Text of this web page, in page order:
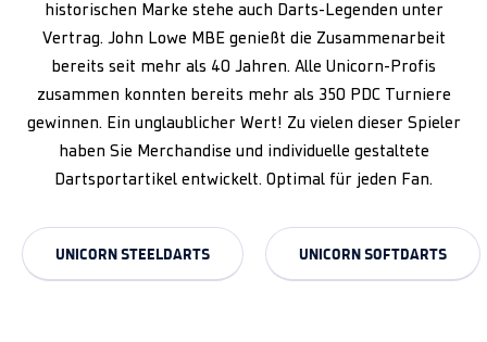
historischen Marke stehe auch Darts-Legenden unter
Vertrag. John Lowe MBE genießt die Zusammenarbeit
bereits seit mehr als 40 Jahren. Alle Unicorn-Profis
zusammen konnten bereits mehr als 350 PDC Turniere
gewinnen. Ein unglaublicher Wert! Zu vielen dieser Spieler
haben Sie Merchandise und individuelle gestaltete
Dartsportartikel entwickelt. Optimal für jeden Fan.
UNICORN STEELDARTS UNICORN SOFTDARTS